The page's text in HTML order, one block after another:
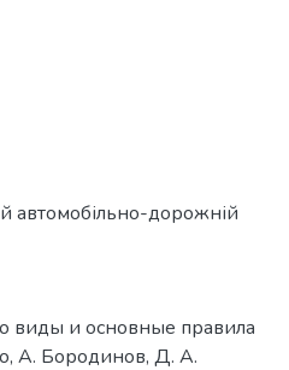
автомобільно-дорожній
виды и основные правила
А. Бородинов, Д. А.